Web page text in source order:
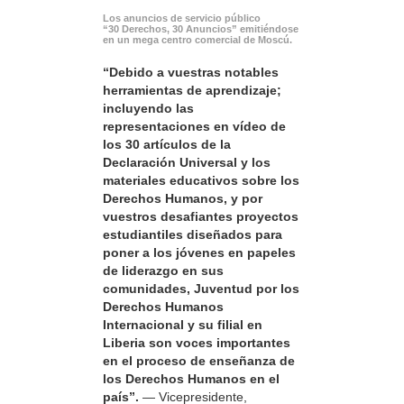
Los anuncios de servicio público
“30 Derechos, 30 Anuncios” emitiéndose
en un mega centro comercial de Moscú.
“Debido a vuestras notables
herramientas de aprendizaje;
incluyendo las
representaciones en vídeo de
los 30 artículos de la
Declaración Universal y los
materiales educativos sobre los
Derechos Humanos, y por
vuestros desafiantes proyectos
estudiantiles diseñados para
poner a los jóvenes en papeles
de liderazgo en sus
comunidades, Juventud por los
Derechos Humanos
Internacional y su filial en
Liberia son voces importantes
en el proceso de enseñanza de
los Derechos Humanos en el
país”. — Vicepresidente,